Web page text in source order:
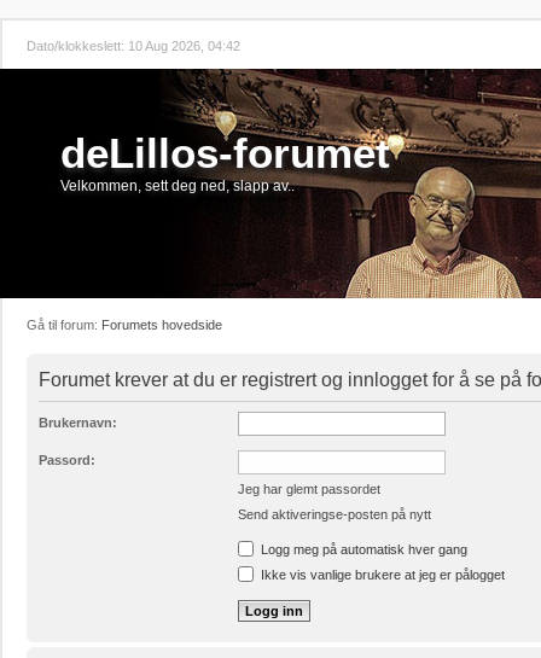
Dato/klokkeslett: 10 Aug 2026, 04:42
deLillos-forumet
Velkommen, sett deg ned, slapp av..
Gå til forum: Forumets hovedside
Forumet krever at du er registrert og innlogget for å se på
Brukernavn:
Passord:
Jeg har glemt passordet
Send aktiveringse-posten på nytt
Logg meg på automatisk hver gang
Ikke vis vanlige brukere at jeg er pålogget